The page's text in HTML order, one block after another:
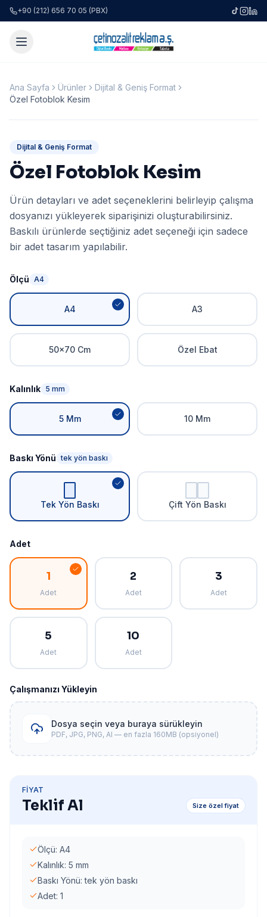
+90 (212) 656 70 05 (PBX)
Ana Sayfa Ürünler
Dijital & Geniş Format
Özel Fotoblok Kesim
Dijital & Geniş Format
Özel Fotoblok Kesim
Ürün detayları ve adet seçeneklerini belirleyip çalışma
dosyanızı yükleyerek siparişinizi oluşturabilirsiniz.
Baskılı ürünlerde seçtiğiniz adet seçeneği için sadece
bir adet tasarım yapılabilir.
Ölçü A4
A4 A3
50x70 Cm Özel Ebat
Kalınlık 5 mm
5 Mm 10 Mm
Baskı Yönü tek yön baskı
Tek Yön Baskı Çift Yön Baskı
Adet
1
Adet
2
Adet
3
Adet
5
Adet
10
Adet
Çalışmanızı Yükleyin
Dosya seçin veya buraya sürükleyin
PDF, JPG, PNG, AI — en fazla 160MB (opsiyonel)
FIYAT
Teklif Al Size özel fiyat
Ölçü: A4
Kalınlık: 5 mm
Baskı Yönü: tek yön baskı
Adet: 1